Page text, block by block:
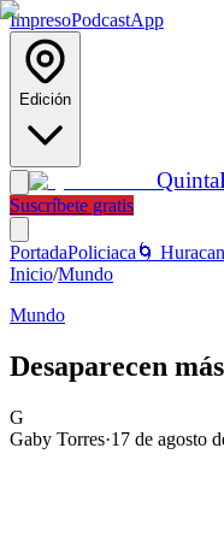
ImpresoPodcastApp
Edición
Quinta
Suscríbete gratis
PortadaPoliciaca 🌀
Inicio/Mundo
Mundo
Desaparecen
G
Gaby Torres·17 de agosto